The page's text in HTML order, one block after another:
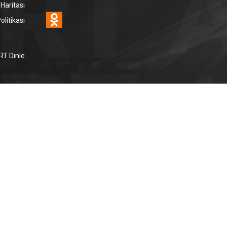
Dinle